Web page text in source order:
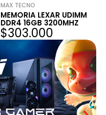
MAX TECNO
MEMORIA LEXAR UDIMM
DDR4 16GB 3200MHZ
$303.000